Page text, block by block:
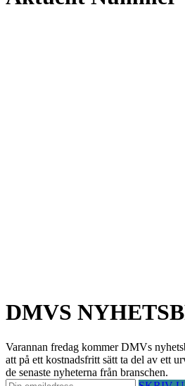
DMVS
Varannan fredag kommer DMVs
att på ett kostnadsfritt sätt ta del av ett
de senaste nyheterna från branschen.